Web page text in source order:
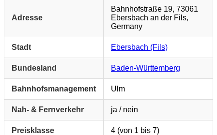
Adresse
Bahnhofstraße 19, 73061
Ebersbach an der Fils,
Germany
Stadt Ebersbach (Fils)
Bundesland Baden-Württemberg
Bahnhofsmanagement Ulm
Nah- & Fernverkehr ja / nein
Preisklasse 4 (von 1 bis 7)